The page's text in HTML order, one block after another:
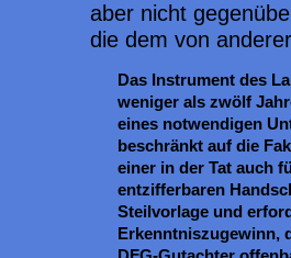
aber nicht
die dem von
Das Instrument des
weniger als zwölf
eines notwendigen
beschränkt auf die
einer in der Tat auch
entzifferbaren
Steilvorlage und
Erkenntniszugewinn,